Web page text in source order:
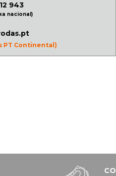
943
nacional)
PT Continental)